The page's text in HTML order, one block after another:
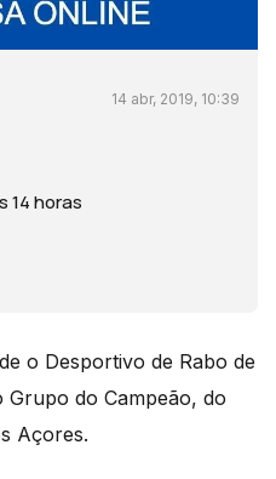
14 abr, 2019, 10:39
14 horas
o Desportivo de Rabo de
Grupo do Campeão, do
Açores.